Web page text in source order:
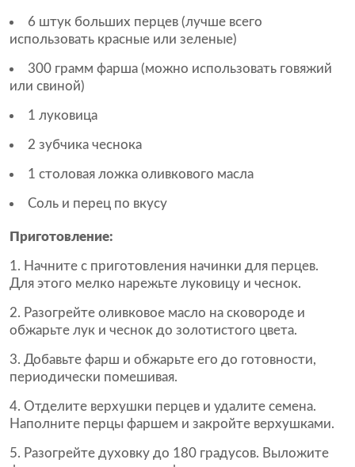
6 штук больших перцев (лучше всего
использовать красные или зеленые)
300 грамм фарша (можно использовать говяжий
или свиной)
1 луковица
2 зубчика чеснока
1 столовая ложка оливкового масла
Соль и перец по вкусу
Приготовление:
1. Начните с приготовления начинки для перцев.
Для этого мелко нарежьте луковицу и чеснок.
2. Разогрейте оливковое масло на сковороде и
обжарьте лук и чеснок до золотистого цвета.
3. Добавьте фарш и обжарьте его до готовности,
периодически помешивая.
4. Отделите верхушки перцев и удалите семена.
Наполните перцы фаршем и закройте верхушками.
5. Разогрейте духовку до 180 градусов. Выложите